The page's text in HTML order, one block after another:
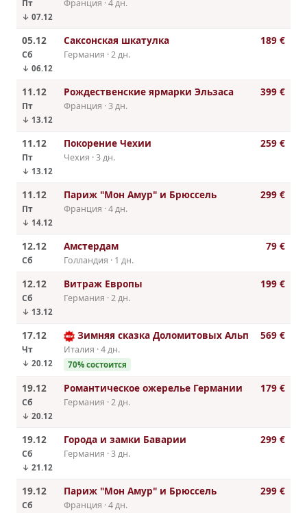
Пт
↓ 07.12
Франция · 4 дн.
05.12
Сб
↓ 06.12
Саксонская шкатулка
Германия · 2 дн.
189 €
11.12
Пт
↓ 13.12
Рождественские ярмарки Эльзаса
Франция · 3 дн.
399 €
11.12
Пт
↓ 13.12
Покорение Чехии
Чехия · 3 дн.
259 €
11.12
Пт
↓ 14.12
Париж "Мон Амур" и Брюссель
Франция · 4 дн.
299 €
12.12
Сб
Амстердам
Голландия · 1 дн.
79 €
12.12
Сб
↓ 13.12
Витраж Европы
Германия · 2 дн.
199 €
17.12
Чт
↓ 20.12
Зимняя сказка Доломитовых Альп
Италия · 4 дн.
70% состоится
569 €
19.12
Сб
↓ 20.12
Романтическое ожерелье Германии
Германия · 2 дн.
179 €
19.12
Сб
↓ 21.12
Города и замки Баварии
Германия · 3 дн.
299 €
19.12
Сб
Париж "Мон Амур" и Брюссель
Франция · 4 дн.
299 €